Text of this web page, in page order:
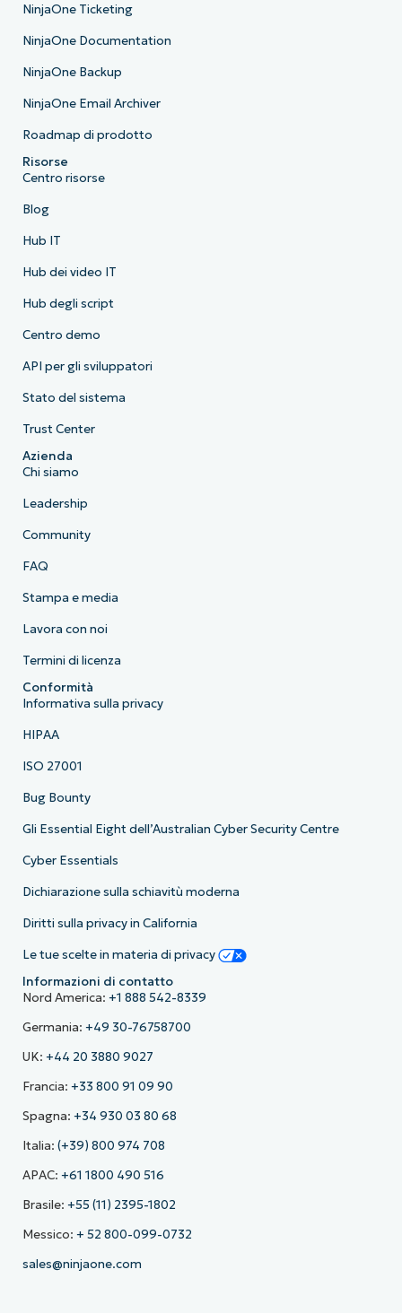
NinjaOne Ticketing
NinjaOne Documentation
NinjaOne Backup
NinjaOne Email Archiver
Roadmap di prodotto
Risorse
Centro risorse
Blog
Hub IT
Hub dei video IT
Hub degli script
Centro demo
API per gli sviluppatori
Stato del sistema
Trust Center
Azienda
Chi siamo
Leadership
Community
FAQ
Stampa e media
Lavora con noi
Termini di licenza
Conformità
Informativa sulla privacy
HIPAA
ISO 27001
Bug Bounty
Gli Essential Eight dell’Australian Cyber Security Centre
Cyber Essentials
Dichiarazione sulla schiavitù moderna
Diritti sulla privacy in California
Le tue scelte in materia di privacy
Informazioni di contatto
Nord America: +1 888 542-8339
Germania: +49 30-76758700
UK: +44 20 3880 9027
Francia: +33 800 91 09 90
Spagna: +34 930 03 80 68
Italia: (+39) 800 974 708
APAC: +61 1800 490 516
Brasile: +55 (11) 2395-1802
Messico: + 52 800-099-0732
sales@ninjaone.com